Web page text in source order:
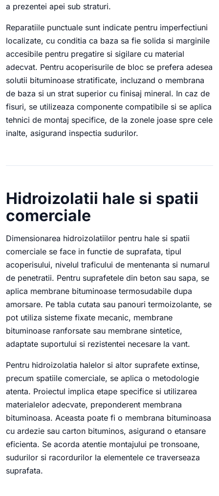
a prezentei apei sub straturi.
Reparatiile punctuale sunt indicate pentru imperfectiuni
localizate, cu conditia ca baza sa fie solida si marginile
accesibile pentru pregatire si sigilare cu material
adecvat. Pentru acoperisurile de bloc se prefera adesea
solutii bituminoase stratificate, incluzand o membrana
de baza si un strat superior cu finisaj mineral. In caz de
fisuri, se utilizeaza componente compatibile si se aplica
tehnici de montaj specifice, de la zonele joase spre cele
inalte, asigurand inspectia sudurilor.
Hidroizolatii hale si spatii
comerciale
Dimensionarea hidroizolatiilor pentru hale si spatii
comerciale se face in functie de suprafata, tipul
acoperisului, nivelul traficului de mentenanta si numarul
de penetratii. Pentru suprafetele din beton sau sapa, se
aplica membrane bituminoase termosudabile dupa
amorsare. Pe tabla cutata sau panouri termoizolante, se
pot utiliza sisteme fixate mecanic, membrane
bituminoase ranforsate sau membrane sintetice,
adaptate suportului si rezistentei necesare la vant.
Pentru hidroizolatia halelor si altor suprafete extinse,
precum spatiile comerciale, se aplica o metodologie
atenta. Proiectul implica etape specifice si utilizarea
materialelor adecvate, preponderent membrana
bituminoasa. Aceasta poate fi o membrana bituminoasa
cu ardezie sau carton bituminos, asigurand o etansare
eficienta. Se acorda atentie montajului pe tronsoane,
sudurilor si racordurilor la elementele ce traverseaza
suprafata.